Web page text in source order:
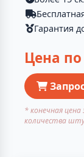
Гарантия
Цена
* конечная
количества